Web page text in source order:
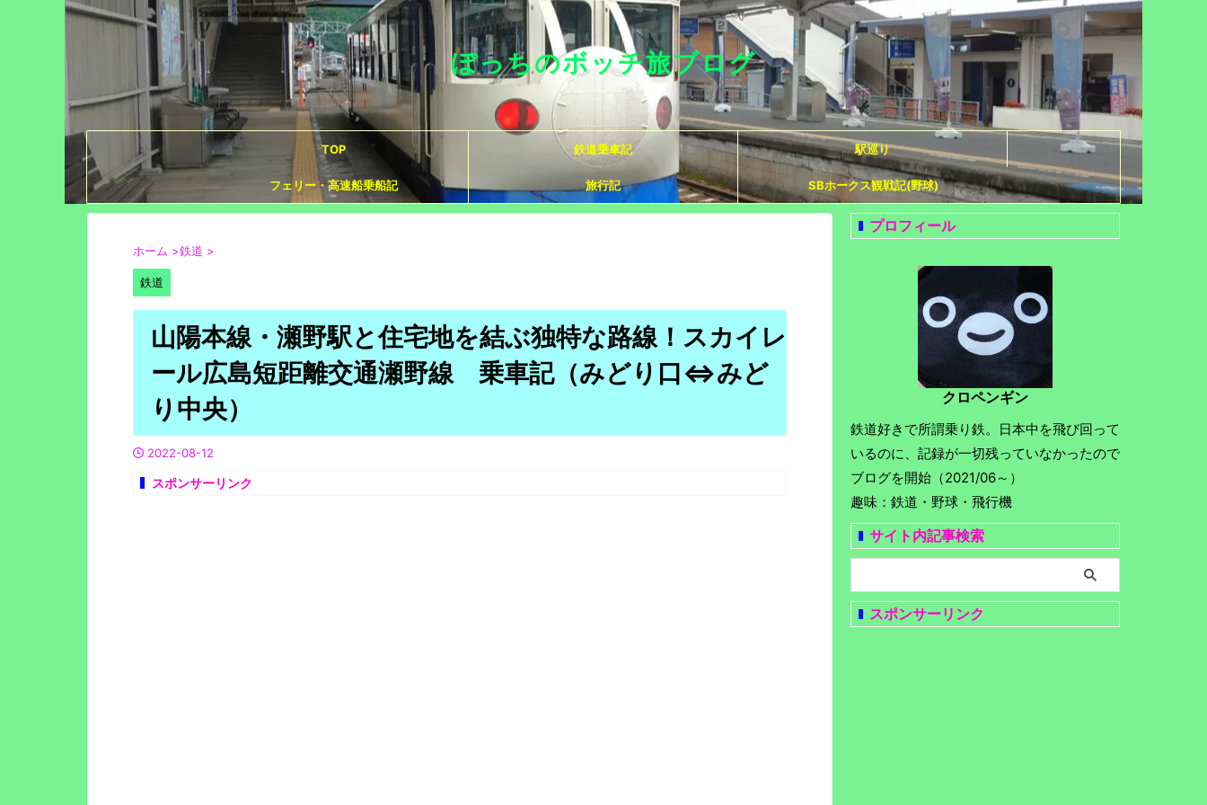
ぼっちのボッチ旅ブログ
TOP 鉄道乗車記 駅巡り
フェリー・高速船乗船記 旅行記 SBホークス観戦記(野球)
ホーム >鉄道 >
鉄道
山陽本線・瀬野駅と住宅地を結ぶ独特な路線！スカイレ
ール広島短距離交通瀬野線 乗車記（みどり口⇔みど
り中央）
2022-08-12
スポンサーリンク
プロフィール
クロペンギン
鉄道好きで所謂乗り鉄。日本中を飛び回って
いるのに、記録が一切残っていなかったので
ブログを開始（2021/06～）
趣味：鉄道・野球・飛行機
サイト内記事検索
スポンサーリンク